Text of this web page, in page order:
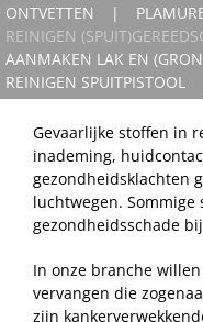
ONTVETTEN
REINIGEN
AANMAKEN LAK EN
REINIGEN SPUITPISTOOL
Gevaarlijke stoffen in
inademing,
gezondheidsklachten
luchtwegen.
gezondheidsschade
In onze branche
vervangen die
zijn